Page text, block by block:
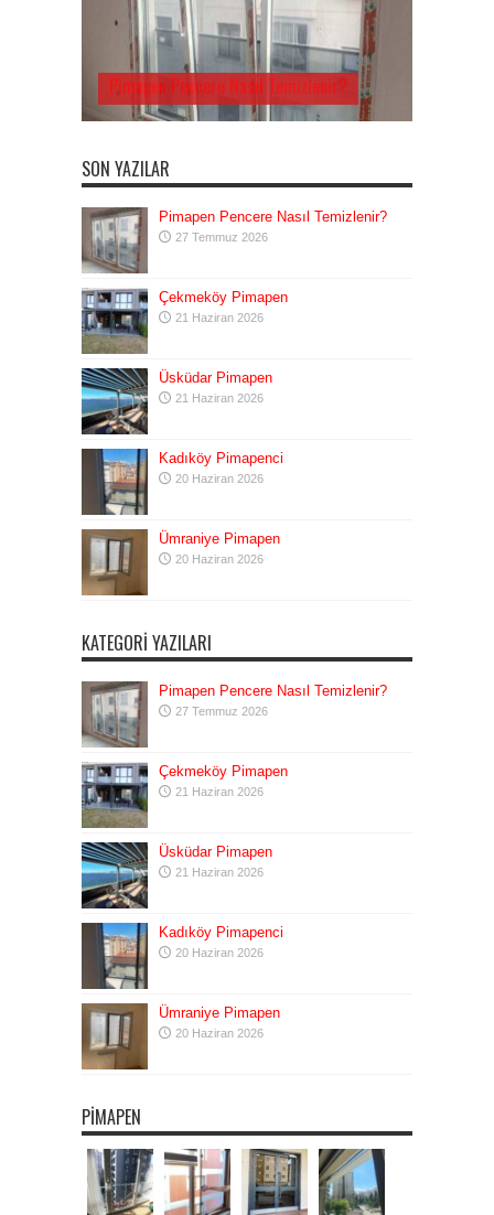
Pimapen Pencere Nasıl Temizlenir?
SON YAZILAR
Pimapen Pencere Nasıl Temizlenir?
27 Temmuz 2026
Çekmeköy Pimapen
21 Haziran 2026
Üsküdar Pimapen
21 Haziran 2026
Kadıköy Pimapenci
20 Haziran 2026
Ümraniye Pimapen
20 Haziran 2026
KATEGORI YAZILARI
Pimapen Pencere Nasıl Temizlenir?
27 Temmuz 2026
Çekmeköy Pimapen
21 Haziran 2026
Üsküdar Pimapen
21 Haziran 2026
Kadıköy Pimapenci
20 Haziran 2026
Ümraniye Pimapen
20 Haziran 2026
PIMAPEN